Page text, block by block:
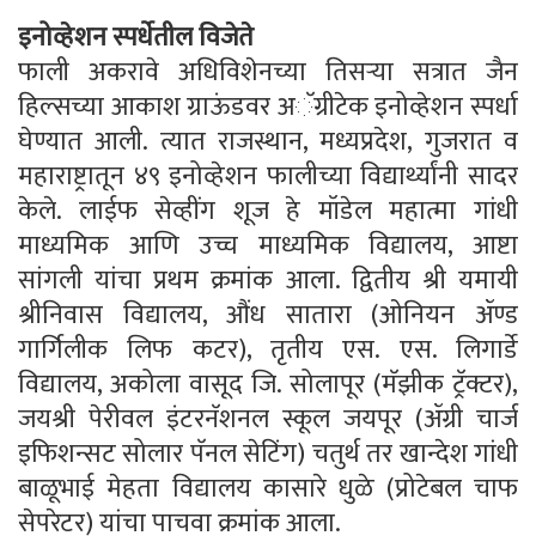
इनोव्हेशन स्पर्धेतील विजेते
फाली अकरावे अधिविशेनच्या तिसऱ्या सत्रात जैन
हिल्सच्या आकाश ग्राऊंडवर अॅग्रीटेक इनोव्हेशन स्पर्धा
घेण्यात आली. त्यात राजस्थान, मध्यप्रदेश, गुजरात व
महाराष्ट्रातून ४९ इनोव्हेशन फालीच्या विद्यार्थ्यांनी सादर
केले. लाईफ सेव्हींग शूज हे मॉडेल महात्मा गांधी
माध्यमिक आणि उच्च माध्यमिक विद्यालय, आष्टा
सांगली यांचा प्रथम क्रमांक आला. द्वितीय श्री यमायी
श्रीनिवास विद्यालय, औंध सातारा (ओनियन ॲण्ड
गार्गिलीक लिफ कटर), तृतीय एस. एस. लिगार्डे
विद्यालय, अकोला वासूद जि. सोलापूर (मॅझीक ट्रॅक्टर),
जयश्री पेरीवल इंटरनॅशनल स्कूल जयपूर (ॲग्री चार्ज
इफिशन्सट सोलार पॅनल सेटिंग) चतुर्थ तर खान्देश गांधी
बाळूभाई मेहता विद्यालय कासारे धुळे (प्रोटेबल चाफ
सेपरेटर) यांचा पाचवा क्रमांक आला.